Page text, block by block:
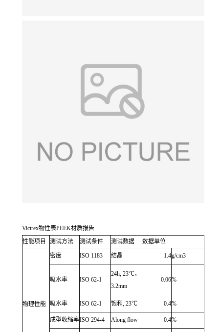
Victrex物性表PEEK材质报告
性能项目
测试方法 测试条件 测试数据 数据单位
物理性能
密度 ISO 1183 结晶 1.4g/cm3
吸水率 ISO 62-1
24h, 23℃，
3.2mm
0.06%
吸水率 ISO 62-1 饱和, 23℃ 0.4%
成型收缩率ISO 294-4 Along flow 0.4%